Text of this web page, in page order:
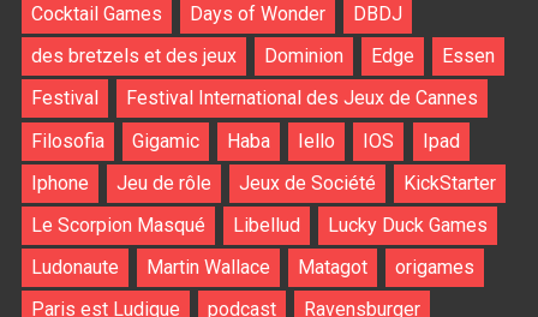
Cocktail Games
Days of Wonder
DBDJ
des bretzels et des jeux
Dominion Edge
Essen
Festival
Festival International des Jeux de Cannes
Filosofia
Gigamic Haba Iello IOS
Ipad
Iphone
Jeu de rôle Jeux de Société
KickStarter
Le Scorpion Masqué
Libellud
Lucky Duck Games
Ludonaute
Martin Wallace Matagot
origames
Paris est Ludique
podcast Ravensburger